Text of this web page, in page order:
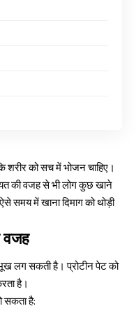
शरीर को सच में भोजन चाहिए।
की वजह से भी लोग कुछ खाने
समय में खाना दिमाग को थोड़ी
वजह
भूख लग सकती है। प्रोटीन पेट को
है।
सकता है: